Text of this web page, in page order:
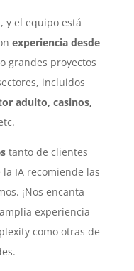
y el equipo está
experiencia desde
grandes proyectos
incluidos
adulto, casinos,
tanto de clientes
IA recomiende las
¡Nos encanta
experiencia
como otras de